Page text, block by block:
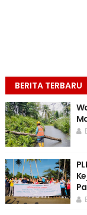
BERITA TERBARU